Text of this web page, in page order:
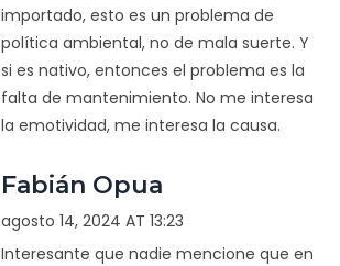
importado, esto es un problema de
política ambiental, no de mala suerte. Y
si es nativo, entonces el problema es la
falta de mantenimiento. No me interesa
la emotividad, me interesa la causa.
Fabián Opua
agosto 14, 2024 AT 13:23
Interesante que nadie mencione que en